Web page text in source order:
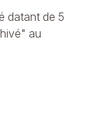
datant de 5
au